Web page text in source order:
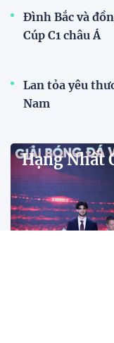
Đình Bắc cùng
V.League
an Hà Nội được
quan trọng tại
thành công rực rỡ.
Đánh bại Ninh